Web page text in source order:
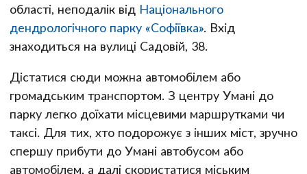
області, неподалік від Національного
дендрологічного парку «Софіївка». Вхід
знаходиться на вулиці Садовій, 38.
Дістатися сюди можна автомобілем або
громадським транспортом. З центру Умані до
парку легко доїхати місцевими маршрутками чи
таксі. Для тих, хто подорожує з інших міст, зручно
спершу прибути до Умані автобусом або
автомобілем, а далі скористатися міським